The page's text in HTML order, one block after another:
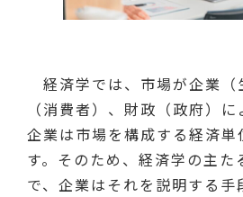
経済学では、市場が企業（
（消費者）、財政（政府）に
企業は市場を構成する経済単
す。そのため、経済学の主た
で、企業はそれを説明する手